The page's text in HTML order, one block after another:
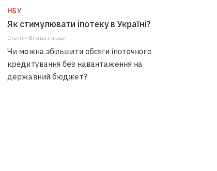
НБУ
Як стимулювати іпотеку в Україні?
Статті • Влада i люди
Чи можна збільшити обсяги іпотечного
кредитування без навантаження на
державний бюджет?